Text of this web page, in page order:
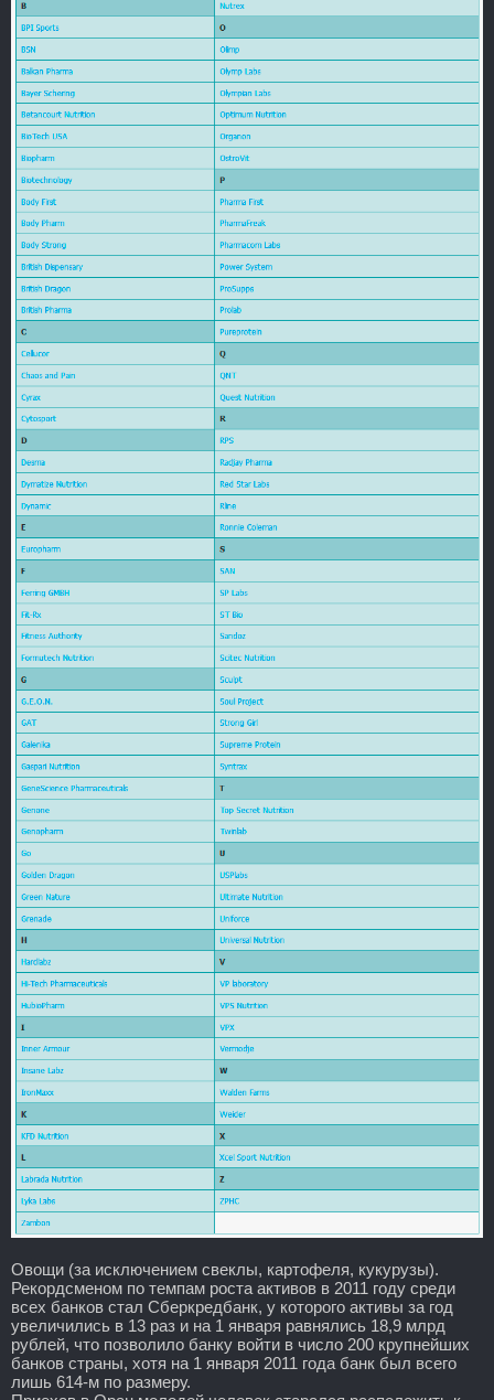
Овощи (за исключением свеклы, картофеля, кукурузы).
Рекордсменом по темпам роста активов в 2011 году среди
всех банков стал Сберкредбанк, у которого активы за год
увеличились в 13 раз и на 1 января равнялись 18,9 млрд
рублей, что позволило банку войти в число 200 крупнейших
банков страны, хотя на 1 января 2011 года банк был всего
лишь 614-м по размеру.